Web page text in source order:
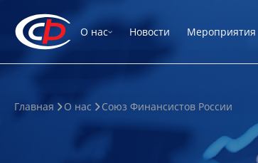
О нас Новости Мероприятия
Главная О нас Союз Финансистов России